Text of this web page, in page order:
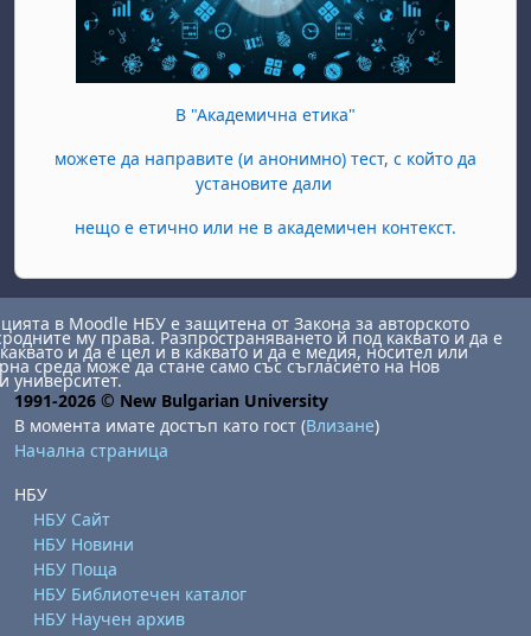
В "Академична етика"
можете да направите (и анонимно) тест, с който да
установите дали
нещо е етично или не в академичен контекст.
в Moodle НБУ е защитена от Закона за авторското
му права. Разпространяването й под каквато и да е
и да е цел и в каквато и да е медия, носител или
среда може да стане само със съгласието на Нов
университет.
1991-2026 © New Bulgarian University
В момента имате достъп като гост (Влизане)
Начална страница
НБУ
НБУ Сайт
НБУ Новини
НБУ Поща
НБУ Библиотечен каталог
НБУ Научен архив